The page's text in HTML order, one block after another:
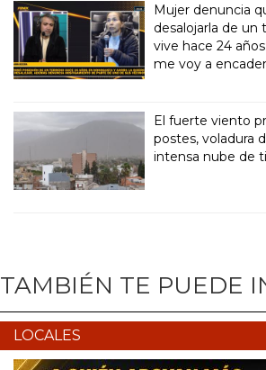
Mujer denuncia
desalojarla de un
vive hace 24
me voy a
El fuerte viento
postes, voladura
intensa nube de
TAMBIÉN TE PUEDE
LOCALES